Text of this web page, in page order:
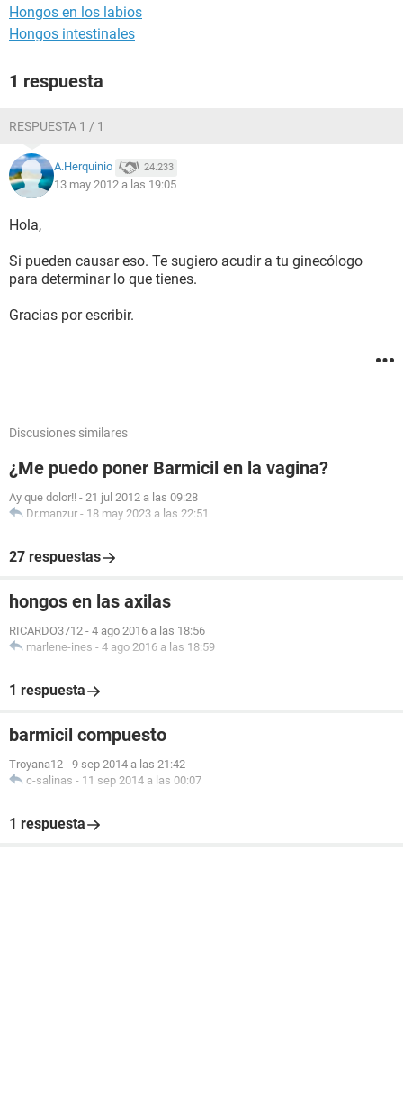
Hongos en los labios
Hongos intestinales
1 respuesta
RESPUESTA 1 / 1
A.Herquinio 24.233
13 may 2012 a las 19:05
Hola,
Si pueden causar eso. Te sugiero acudir a tu ginecólogo
para determinar lo que tienes.
Gracias por escribir.
Discusiones similares
¿Me puedo poner Barmicil en la vagina?
Ay que dolor!! - 21 jul 2012 a las 09:28
Dr.manzur - 18 may 2023 a las 22:51
27 respuestas
hongos en las axilas
RICARDO3712 - 4 ago 2016 a las 18:56
marlene-ines - 4 ago 2016 a las 18:59
1 respuesta
barmicil compuesto
Troyana12 - 9 sep 2014 a las 21:42
c-salinas - 11 sep 2014 a las 00:07
1 respuesta